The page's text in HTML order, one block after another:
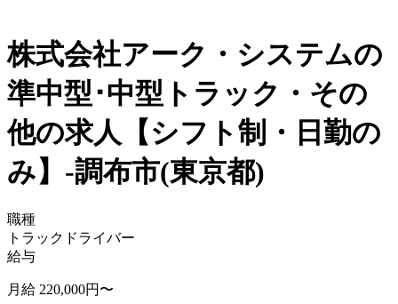
株式会社アーク・システムの
準中型･中型トラック・その
他の求人【シフト制・日勤の
み】-調布市(東京都)
職種
トラックドライバー
給与
月給 220,000円〜